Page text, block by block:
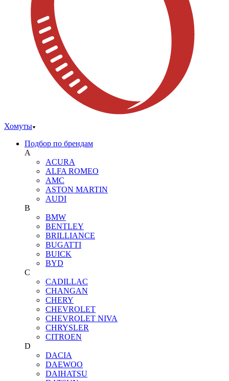
Хомуты
Подбор по брендам
A
ACURA
ALFA ROMEO
AMC
ASTON MARTIN
AUDI
B
BMW
BENTLEY
BRILLIANCE
BUGATTI
BUICK
BYD
C
CADILLAC
CHANGAN
CHERY
CHEVROLET
CHEVROLET NIVA
CHRYSLER
CITROEN
D
DACIA
DAEWOO
DAIHATSU